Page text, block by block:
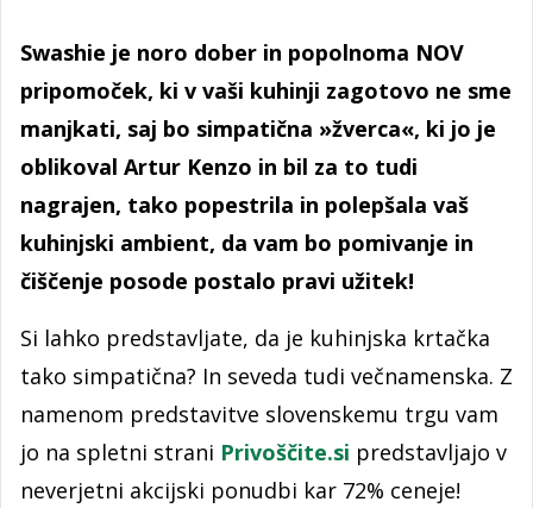
Swashie je noro dober in popolnoma NOV
pripomoček, ki v vaši kuhinji zagotovo ne sme
manjkati, saj bo simpatična »žverca«, ki jo je
oblikoval Artur Kenzo in bil za to tudi
nagrajen, tako popestrila in polepšala vaš
kuhinjski ambient, da vam bo pomivanje in
čiščenje posode postalo pravi užitek!
Si lahko predstavljate, da je kuhinjska krtačka
tako simpatična? In seveda tudi večnamenska. Z
namenom predstavitve slovenskemu trgu vam
jo na spletni strani Privoščite.si predstavljajo v
neverjetni akcijski ponudbi kar 72% ceneje!